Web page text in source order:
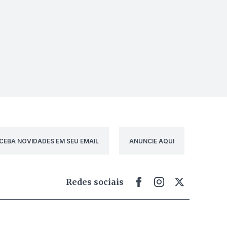
NOVIDADES EM SEU EMAIL ANUNCIE AQUI
Redes sociais